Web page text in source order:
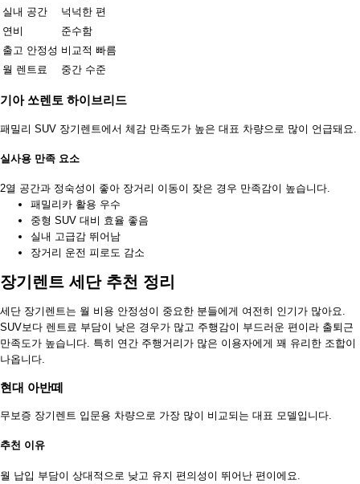
실내 공간
넉넉한 편
연비
준수함
출고 안정성 비교적 빠름
월 렌트료
중간 수준
기아 쏘렌토 하이브리드
패밀리 SUV 장기렌트에서 체감 만족도가 높은 대표 차량으로 많이 언급돼요.
실사용 만족 요소
2열 공간과 정숙성이 좋아 장거리 이동이 잦은 경우 만족감이 높습니다.
패밀리카 활용 우수
중형 SUV 대비 효율 좋음
실내 고급감 뛰어남
장거리 운전 피로도 감소
장기렌트 세단 추천 정리
세단 장기렌트는 월 비용 안정성이 중요한 분들에게 여전히 인기가 많아요.
SUV보다 렌트료 부담이 낮은 경우가 많고 주행감이 부드러운 편이라 출퇴근
만족도가 높습니다. 특히 연간 주행거리가 많은 이용자에게 꽤 유리한 조합이
나옵니다.
현대 아반떼
무보증 장기렌트 입문용 차량으로 가장 많이 비교되는 대표 모델입니다.
추천 이유
월 납입 부담이 상대적으로 낮고 유지 편의성이 뛰어난 편이에요.